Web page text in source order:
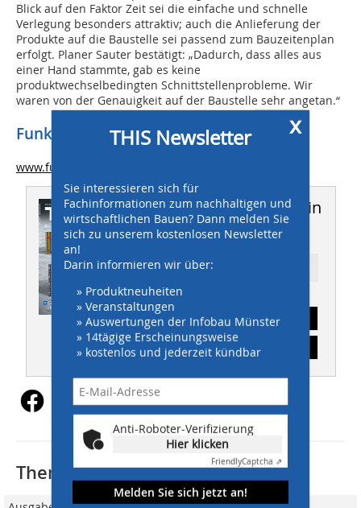
Blick auf den Faktor Zeit sei die einfache und schnelle
Verlegung besonders attraktiv; auch die Anlieferung der
Produkte auf die Baustelle sei passend zum Bauzeitenplan
erfolgt. Planer Sauter bestätigt: „Dadurch, dass alles aus
einer Hand stammte, gab es keine
produktwechselbedingten Schnittstellenprobleme. Wir
waren von der Genauigkeit auf der Baustelle sehr angetan.“
Funke Kunststoffe GmbH
www.funkegruppe.de
Dieser Artikel erschien in
THIS 08-09/2017
Ressort: TIEFBAU
Abonnement
Inhaltsverzeichnis
x
THIS Newsletter
Sie interessieren sich für
Fachinformationen zum nachhaltigen und
wirtschaftlichen Bauen? Dann melden Sie
sich zu unserem kostenlosen Newsletter
an!
Darin informieren wir über:
» Produktneuheiten
» Veranstaltungen
» Auswertungen der Infobau Münster
» 14tägige Erscheinungsweise
» kostenlos und jederzeit kündbar
Anti-Roboter-Verifizierung
Hier klicken
FriendlyCaptcha ⇗
Melden Sie sich jetzt an!
Thematisch passende Artikel: